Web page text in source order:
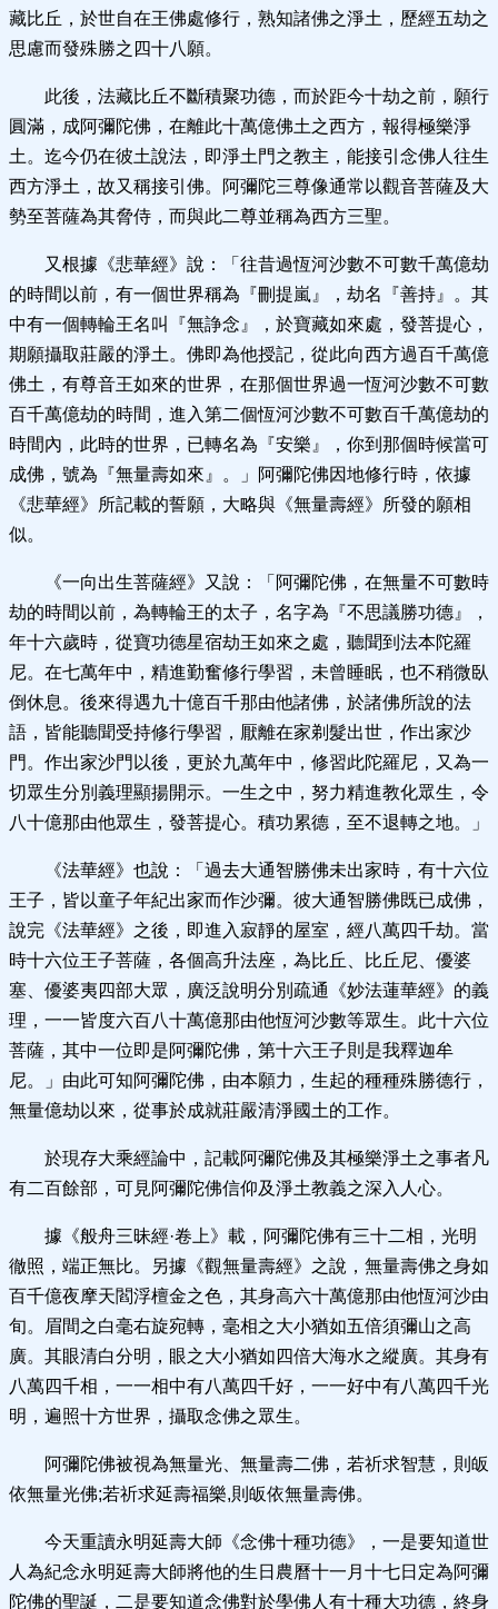
藏比丘，於世自在王佛處修行，熟知諸佛之淨土，歷經五劫之
思慮而發殊勝之四十八願。
此後，法藏比丘不斷積聚功德，而於距今十劫之前，願行
圓滿，成阿彌陀佛，在離此十萬億佛土之西方，報得極樂淨
土。迄今仍在彼土說法，即淨土門之教主，能接引念佛人往生
西方淨土，故又稱接引佛。阿彌陀三尊像通常以觀音菩薩及大
勢至菩薩為其脅侍，而與此二尊並稱為西方三聖。
又根據《悲華經》說：「往昔過恆河沙數不可數千萬億劫
的時間以前，有一個世界稱為『刪提嵐』，劫名『善持』。其
中有一個轉輪王名叫『無諍念』，於寶藏如來處，發菩提心，
期願攝取莊嚴的淨土。佛即為他授記，從此向西方過百千萬億
佛土，有尊音王如來的世界，在那個世界過一恆河沙數不可數
百千萬億劫的時間，進入第二個恆河沙數不可數百千萬億劫的
時間內，此時的世界，已轉名為『安樂』，你到那個時候當可
成佛，號為『無量壽如來』。」阿彌陀佛因地修行時，依據
《悲華經》所記載的誓願，大略與《無量壽經》所發的願相
似。
《一向出生菩薩經》又說：「阿彌陀佛，在無量不可數時
劫的時間以前，為轉輪王的太子，名字為『不思議勝功德』，
年十六歲時，從寶功德星宿劫王如來之處，聽聞到法本陀羅
尼。在七萬年中，精進勤奮修行學習，未曾睡眠，也不稍微臥
倒休息。後來得遇九十億百千那由他諸佛，於諸佛所說的法
語，皆能聽聞受持修行學習，厭離在家剃髮出世，作出家沙
門。作出家沙門以後，更於九萬年中，修習此陀羅尼，又為一
切眾生分別義理顯揚開示。一生之中，努力精進教化眾生，令
八十億那由他眾生，發菩提心。積功累德，至不退轉之地。」
《法華經》也說：「過去大通智勝佛未出家時，有十六位
王子，皆以童子年紀出家而作沙彌。彼大通智勝佛既已成佛，
說完《法華經》之後，即進入寂靜的屋室，經八萬四千劫。當
時十六位王子菩薩，各個高升法座，為比丘、比丘尼、優婆
塞、優婆夷四部大眾，廣泛說明分別疏通《妙法蓮華經》的義
理，一一皆度六百八十萬億那由他恆河沙數等眾生。此十六位
菩薩，其中一位即是阿彌陀佛，第十六王子則是我釋迦牟
尼。」由此可知阿彌陀佛，由本願力，生起的種種殊勝德行，
無量億劫以來，從事於成就莊嚴清淨國土的工作。
於現存大乘經論中，記載阿彌陀佛及其極樂淨土之事者凡
有二百餘部，可見阿彌陀佛信仰及淨土教義之深入人心。
據《般舟三昧經·卷上》載，阿彌陀佛有三十二相，光明
徹照，端正無比。另據《觀無量壽經》之說，無量壽佛之身如
百千億夜摩天閻浮檀金之色，其身高六十萬億那由他恆河沙由
旬。眉間之白毫右旋宛轉，毫相之大小猶如五倍須彌山之高
廣。其眼清白分明，眼之大小猶如四倍大海水之縱廣。其身有
八萬四千相，一一相中有八萬四千好，一一好中有八萬四千光
明，遍照十方世界，攝取念佛之眾生。
阿彌陀佛被視為無量光、無量壽二佛，若祈求智慧，則皈
依無量光佛;若祈求延壽福樂,則皈依無量壽佛。
今天重讀永明延壽大師《念佛十種功德》，一是要知道世
人為紀念永明延壽大師將他的生日農曆十一月十七日定為阿彌
陀佛的聖誕，二是要知道念佛對於學佛人有十種大功德，終身